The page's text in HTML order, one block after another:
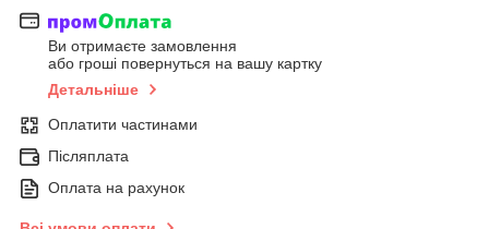
Ви отримаєте замовлення
або гроші повернуться на вашу картку
Детальніше
Оплатити частинами
Післяплата
Оплата на рахунок